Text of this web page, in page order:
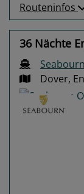
Routeninfos
36 Nächte
Dover,